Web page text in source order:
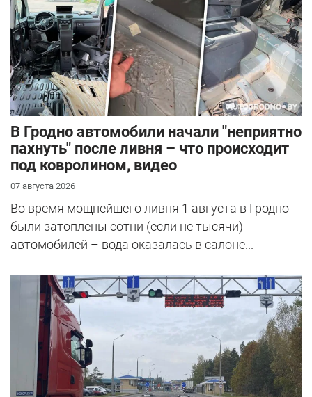
В Гродно автомобили начали "неприятно
пахнуть" после ливня – что происходит
под ковролином, видео
07 августа 2026
Во время мощнейшего ливня 1 августа в Гродно
были затоплены сотни (если не тысячи)
автомобилей – вода оказалась в салоне...